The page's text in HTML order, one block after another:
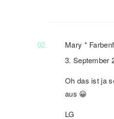
Mary *
3. September
Oh das ist ja
aus 😀
LG